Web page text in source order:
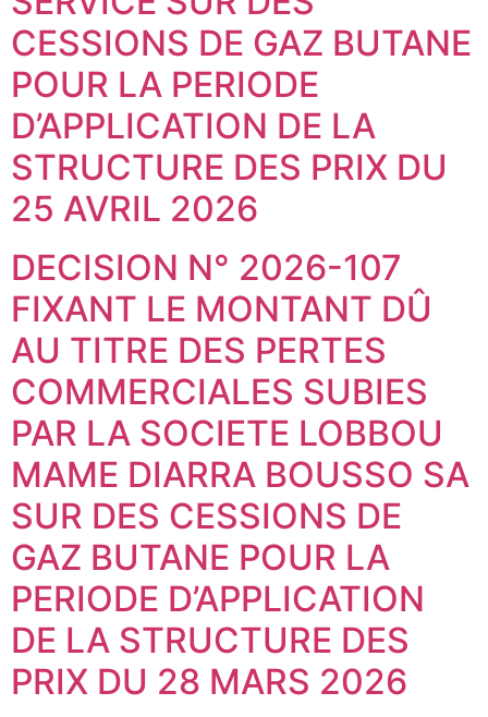
CESSIONS DE GAZ BUTANE
POUR LA PERIODE
D’APPLICATION DE LA
STRUCTURE DES PRIX DU
25 AVRIL 2026
DECISION N° 2026-107
FIXANT LE MONTANT DÛ
AU TITRE DES PERTES
COMMERCIALES SUBIES
PAR LA SOCIETE LOBBOU
MAME DIARRA BOUSSO SA
SUR DES CESSIONS DE
GAZ BUTANE POUR LA
PERIODE D’APPLICATION
DE LA STRUCTURE DES
PRIX DU 28 MARS 2026